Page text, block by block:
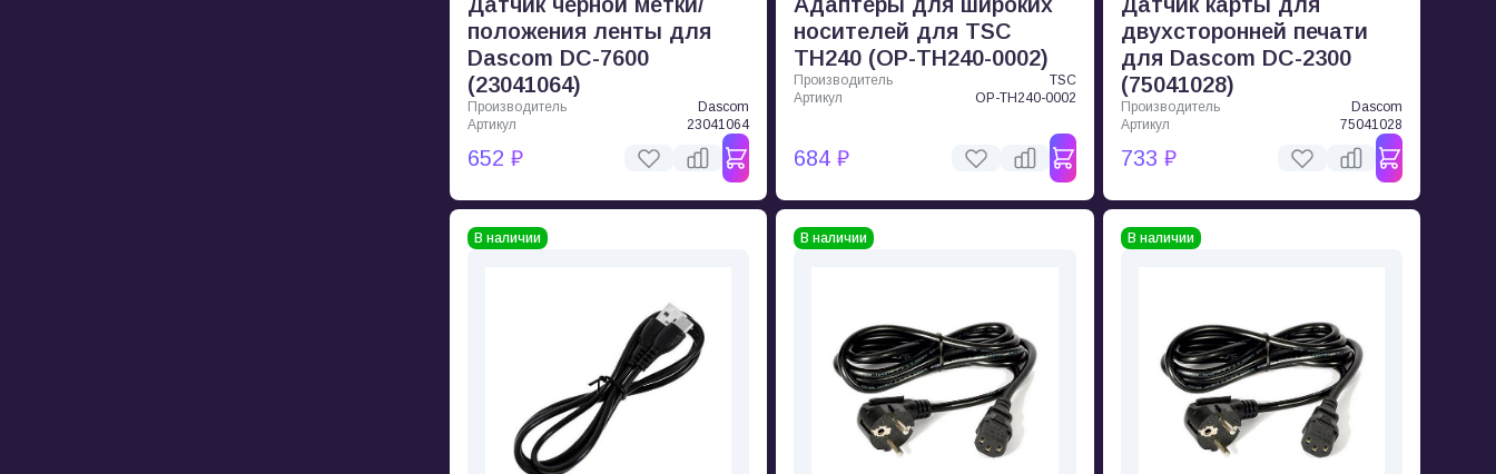
положения ленты для
Dascom DC-7600
(23041064)
Производитель
Dascom
Артикул
23041064
652 ₽
носителей для TSC
TH240 (OP-TH240-0002)
Производитель
TSC
Артикул
OP-TH240-0002
684 ₽
двухсторонней печати
для Dascom DC-2300
(75041028)
Производитель
Dascom
Артикул
75041028
733 ₽
В наличии В наличии В наличии